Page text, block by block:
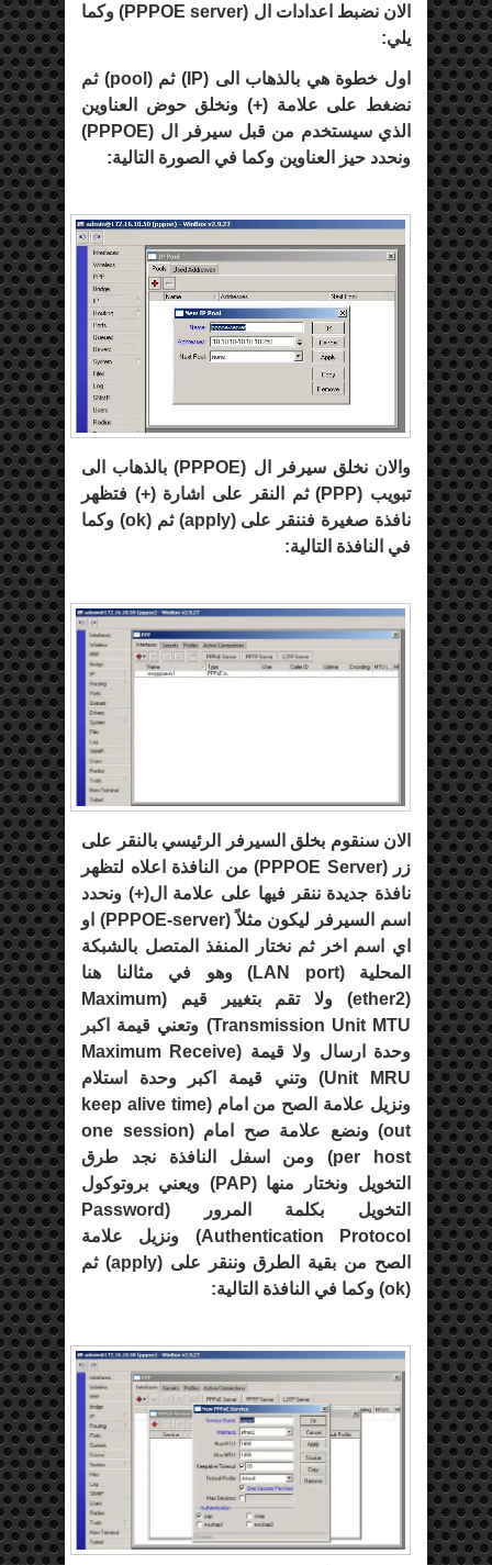
الان نضبط اعدادات ال (PPPOE server) وكما
يلي:
اول خطوة هي بالذهاب الى (IP) ثم ( pool) ثم
نضغط على علامة (+) ونخلق حوض العناوين
الذي سيستخدم من قبل سيرفر ال (PPPOE
)
ونحدد حيز العناوين وكما في الصورة التالية:
والان نخلق سيرفر ال (PPPOE) بالذهاب الى
تبويب (PPP) ثم النقر على اشارة (+) فتظهر
نافذة صغيرة فننقر على (apply) ثم (ok) وكما
في النافذة التالية:
الان سنقوم بخلق السيرفر الرئيسي بالنقر على
زر (PPPOE Server) من النافذة اعلاه لتظهر
نافذة جديدة ننقر فيها على علامة ال(+) ونحدد
اسم السيرفر ليكون مثلاً (PPPOE-server) او
اي اسم اخر ثم نختار المنفذ المتصل بالشبكة
المحلية (LAN port) وهو في مثالنا هنا
(
ether2) ولا تقم بتغيير قيم (Maximum
Transmission Unit MTU) وتعني قيمة اكبر
وحدة ارسال ولا قيمة (Maximum Receive
Unit MRU) وتني قيمة اكبر وحدة استلام
ونزيل علامة الصح من امام (keep alive time
out) ونضع علامة صح امام (one session
per host) ومن اسفل النافذة نجد طرق
التخويل ونختار منها (PAP) ويعني بروتوكول
التخويل بكلمة المرور (Password
Authentication Protocol) ونزيل علامة
الصح من بقية الطرق وننقر على (apply) ثم
(
ok) وكما في النافذة التالية: